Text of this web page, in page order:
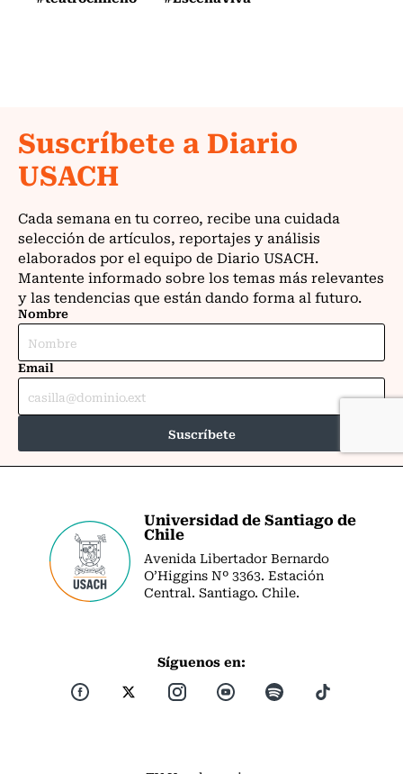
Universidad de Santiago de
Chile
Avenida Libertador Bernardo
O’Higgins Nº 3363. Estación
Central. Santiago. Chile.
Síguenos en: